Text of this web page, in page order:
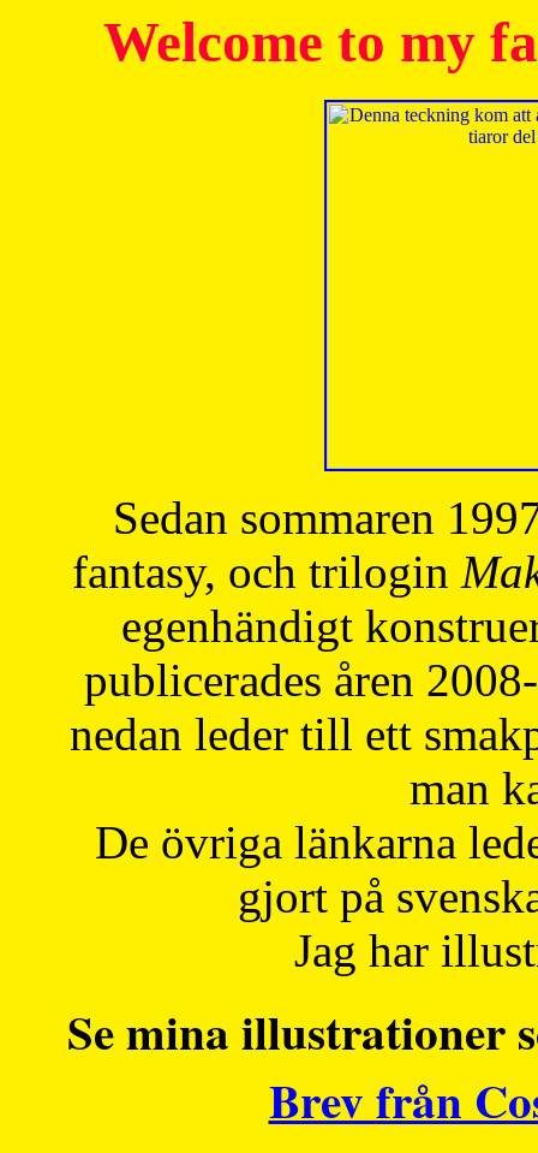
Welcome to my
Sedan sommaren
fantasy, och trilogin
egenhändigt
publicerades åren
nedan leder till ett
man
De övriga länkarna
gjort på
Jag har
Se mina illustrationer
Brev från